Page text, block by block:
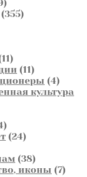
товаров
355355
1111
товаров
1111
товаров
44
культура
34
товара
2424
3838
товаров
иконы 77